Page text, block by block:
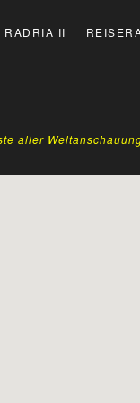
RADRIA II
aller